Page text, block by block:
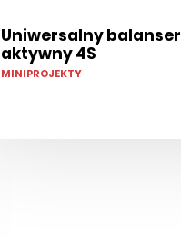
Uniwersalny balanser
aktywny 4S
MINIPROJEKTY